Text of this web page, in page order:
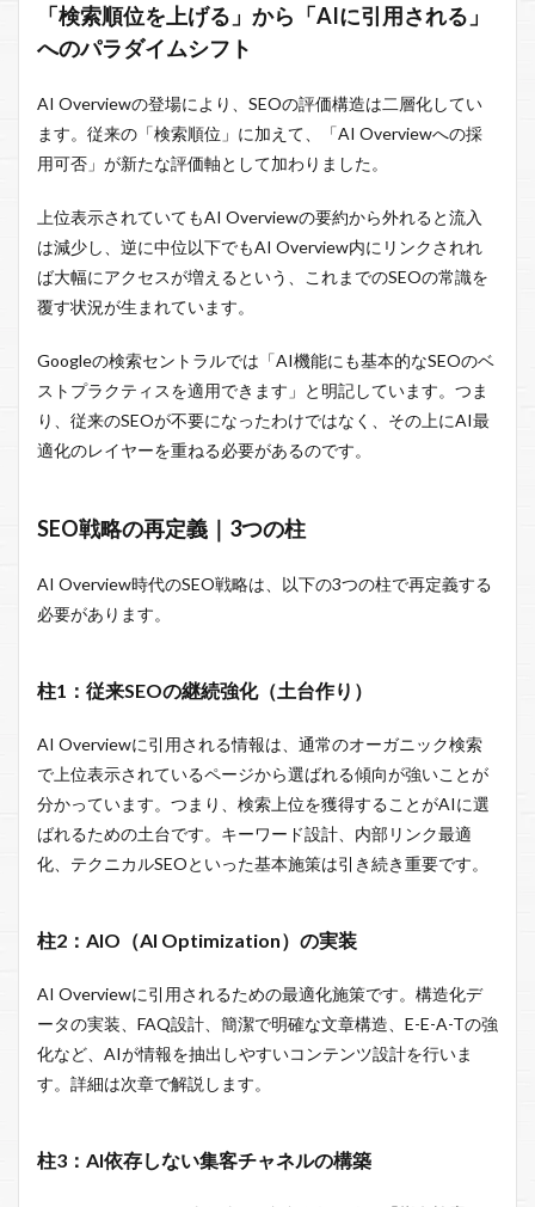
「検索順位を上げる」から「AIに引用される」
へのパラダイムシフト
AI Overviewの登場により、SEOの評価構造は二層化してい
ます。従来の「検索順位」に加えて、「AI Overviewへの採
用可否」が新たな評価軸として加わりました。
上位表示されていてもAI Overviewの要約から外れると流入
は減少し、逆に中位以下でもAI Overview内にリンクされれ
ば大幅にアクセスが増えるという、これまでのSEOの常識を
覆す状況が生まれています。
Googleの検索セントラルでは「AI機能にも基本的なSEOのベ
ストプラクティスを適用できます」と明記しています。つま
り、従来のSEOが不要になったわけではなく、その上にAI最
適化のレイヤーを重ねる必要があるのです。
SEO戦略の再定義｜3つの柱
AI Overview時代のSEO戦略は、以下の3つの柱で再定義する
必要があります。
柱1：従来SEOの継続強化（土台作り）
AI Overviewに引用される情報は、通常のオーガニック検索
で上位表示されているページから選ばれる傾向が強いことが
分かっています。つまり、検索上位を獲得することがAIに選
ばれるための土台です。キーワード設計、内部リンク最適
化、テクニカルSEOといった基本施策は引き続き重要です。
柱2：AIO（AI Optimization）の実装
AI Overviewに引用されるための最適化施策です。構造化デ
ータの実装、FAQ設計、簡潔で明確な文章構造、E-E-A-Tの強
化など、AIが情報を抽出しやすいコンテンツ設計を行いま
す。詳細は次章で解説します。
柱3：AI依存しない集客チャネルの構築